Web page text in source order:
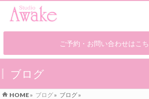
ご予約・お問い合わせはこ
ブログ
HOME» ブログ» ブログ»